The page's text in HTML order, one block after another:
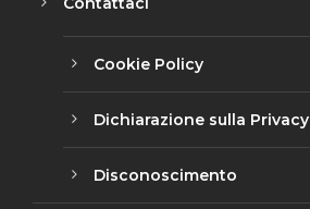
Cookie Policy
Dichiarazione sulla Privacy
Disconoscimento